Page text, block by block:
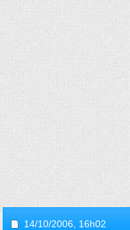
14/10/2006, 16h02